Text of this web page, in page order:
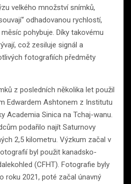
velkého množství snímků,
odhadovanou rychlostí,
pohybuje. Díky takovému
což zesiluje signál a
fotografiích předměty
z posledních několika let použil
Edwardem Ashtonem z Institutu
Academia Sinica na Tchaj-wanu.
podařilo najít Saturnovy
2,5 kilometru. Výzkum začal v
byl použit kanadsko-
(CFHT). Fotografie byly
roku 2021, poté začal únavný